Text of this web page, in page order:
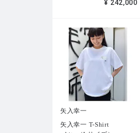
¥ 242,000
矢入幸一
矢入幸一 T-Shirt